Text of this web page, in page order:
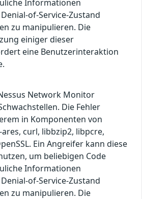
Informationen
of-Service-Zustand
zu manipulieren. Die
einiger dieser
eine Benutzerinteraktion
Network Monitor
Die Fehler
in Komponenten von
curl, libbzip2, libpcre,
Ein Angreifer kann diese
um beliebigen Code
Informationen
of-Service-Zustand
zu manipulieren. Die